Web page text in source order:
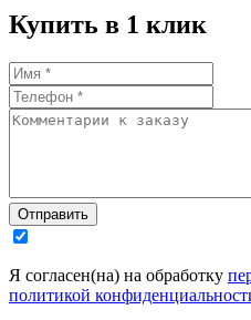
Купить в 1 клик
Отправить
Я согласен(на) на обработку
политикой